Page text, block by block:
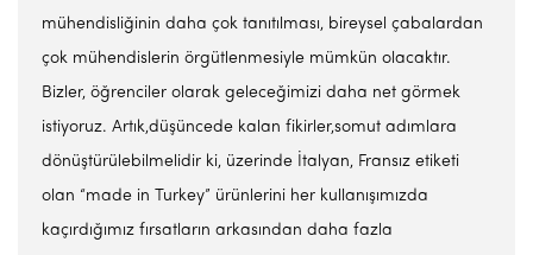
mühendisliğinin daha çok tanıtılması, bireysel çabalardan
çok mühendislerin örgütlenmesiyle mümkün olacaktır.
Bizler, öğrenciler olarak geleceğimizi daha net görmek
istiyoruz. Artık,düşüncede kalan fikirler,somut adımlara
dönüştürülebilmelidir ki, üzerinde İtalyan, Fransız etiketi
olan “made in Turkey” ürünlerini her kullanışımızda
kaçırdığımız fırsatların arkasından daha fazla